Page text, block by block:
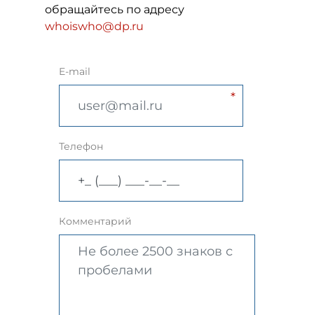
обращайтесь по адресу
whoiswho@dp.ru
E-mail
Телефон
Комментарий